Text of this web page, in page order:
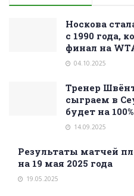
Носкова
с 1990 года,
финал на
04.10.2025
Тренер
сыграем в
будет на
14.09.2025
Результаты матчей
на 19 мая 2025 года
19.05.2025